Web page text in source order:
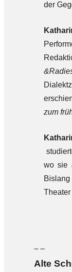
der
zum
wo sie
Theater
– –
Alte Sch